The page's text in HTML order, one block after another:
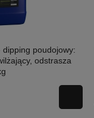
dipping poudojowy:
odstrasza